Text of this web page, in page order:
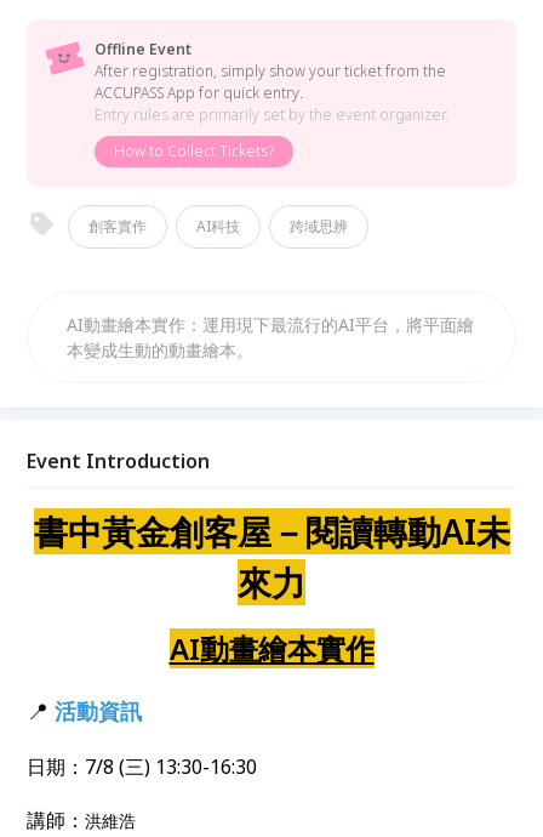
Offline Event
After registration, simply show your ticket from the
ACCUPASS App for quick entry.
Entry rules are primarily set by the event organizer.
How to Collect Tickets?
創客實作 AI科技 跨域思辨
AI動畫繪本實作：運用現下最流行的AI平台，將平面繪
本變成生動的動畫繪本。
Event Introduction
書中黃金創客屋－閱讀轉動AI未
來力
AI動畫繪本實作
📍活動資訊
日期：7/8 (三) 13:30-16:30
講師：洪維浩